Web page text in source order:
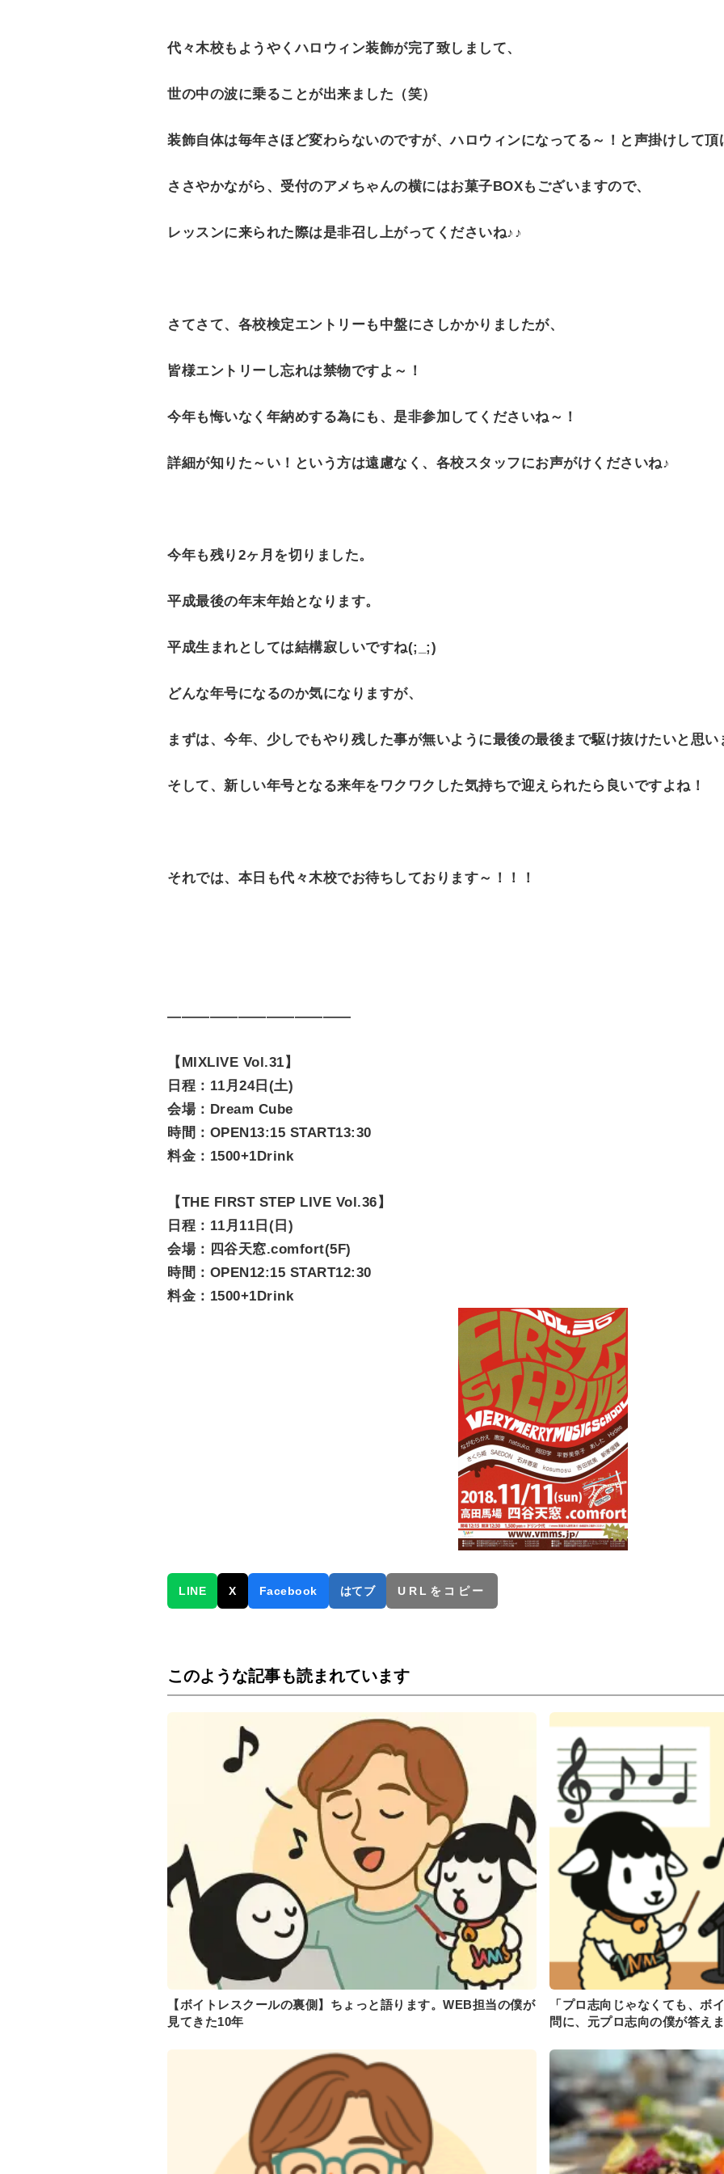
代々木校もようやくハロウィン装飾が完了致しまして、
世の中の波に乗ることが出来ました（笑）
装飾自体は毎年さほど変わらないのですが、ハロウィンになってる～！と声掛けして
ささやかながら、受付のアメちゃんの横にはお菓子 BOXもございますので、
レッスンに来られた際は是非召し上がってくださいね♪♪
さてさて、各校検定エントリーも中盤にさしかかりましたが、
皆様エントリーし忘れは禁物ですよ～！
今年も悔いなく年納めする為にも、是非参加してくださいね～！
詳細が知りた～い！という方は遠慮なく、各校スタッフにお声がけくださいね♪
今年も残り 2ヶ月を切りました。
平成最後の年末年始となります。
平成生まれとしては結構寂しいですね(;_;)
どんな年号になるのか気になりますが、
まずは、今年、少しでもやり残した事が無いように最後の最後まで駆け抜けたいと思い
そして、新しい年号となる来年をワクワクした気持ちで迎えられたら良いですよね！
それでは、本日も代々木校でお待ちしております～！！！
—————————————
【MIXLIVE Vol.31】
日程：11月24日(土)
会場：Dream Cube
時間：OPEN13:15 START13:30
料金：1500+1Drink
【THE FIRST STEP LIVE Vol.36】
日程：11月11日(日)
会場：四谷天窓.comfort(5F)
時間：OPEN12:15 START12:30
料金：1500+1Drink
LINE X Facebook はてブ URLをコピー
このような記事も読まれています
【ボイトレスクールの裏側】ちょっと語ります。WEB担当の僕が
見てきた10年
「プロ志向じゃなくても、ボ
問に、元プロ志向の僕が答え